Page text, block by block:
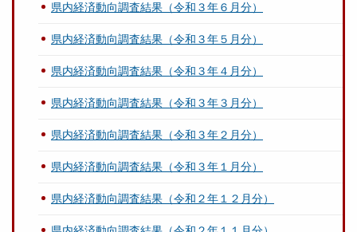
県内経済動向調査結果（令和３年６月分）
県内経済動向調査結果（令和３年５月分）
県内経済動向調査結果（令和３年４月分）
県内経済動向調査結果（令和３年３月分）
県内経済動向調査結果（令和３年２月分）
県内経済動向調査結果（令和３年１月分）
県内経済動向調査結果（令和２年１２月分）